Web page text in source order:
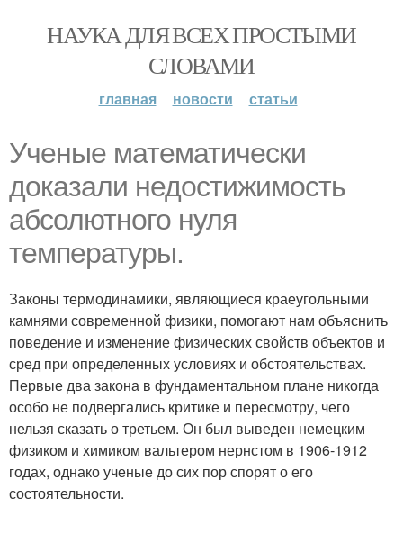
НАУКА ДЛЯ ВСЕХ ПРОСТЫМИ
СЛОВАМИ
главная новости статьи
Ученые математически
доказали недостижимость
абсолютного нуля
температуры.
Законы термодинамики, являющиеся краеугольными
камнями современной физики, помогают нам объяснить
поведение и изменение физических свойств объектов и
сред при определенных условиях и обстоятельствах.
Первые два закона в фундаментальном плане никогда
особо не подвергались критике и пересмотру, чего
нельзя сказать о третьем. Он был выведен немецким
физиком и химиком вальтером нернстом в 1906-1912
годах, однако ученые до сих пор спорят о его
состоятельности.